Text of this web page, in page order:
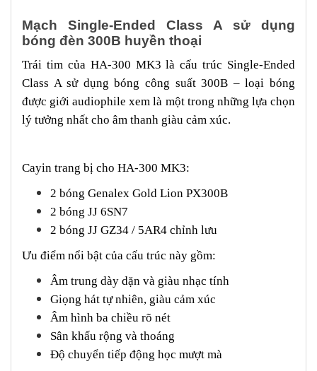
Mạch Single-Ended Class A sử dụng
bóng đèn 300B huyền thoại
Trái tim của HA-300 MK3 là cấu trúc Single-Ended
Class A sử dụng bóng công suất 300B – loại bóng
được giới audiophile xem là một trong những lựa chọn
lý tưởng nhất cho âm thanh giàu cảm xúc.
Cayin trang bị cho HA-300 MK3:
2 bóng Genalex Gold Lion PX300B
2 bóng JJ 6SN7
2 bóng JJ GZ34 / 5AR4 chỉnh lưu
Ưu điểm nổi bật của cấu trúc này gồm:
Âm trung dày dặn và giàu nhạc tính
Giọng hát tự nhiên, giàu cảm xúc
Âm hình ba chiều rõ nét
Sân khấu rộng và thoáng
Độ chuyển tiếp động học mượt mà